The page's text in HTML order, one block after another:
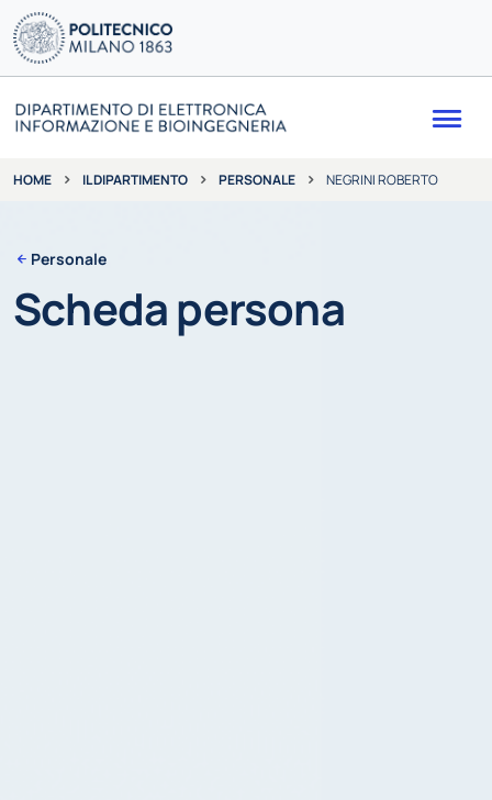
HOME IL DIPARTIMENTO PERSONALE NEGRINI ROBERTO
Personale
Scheda persona